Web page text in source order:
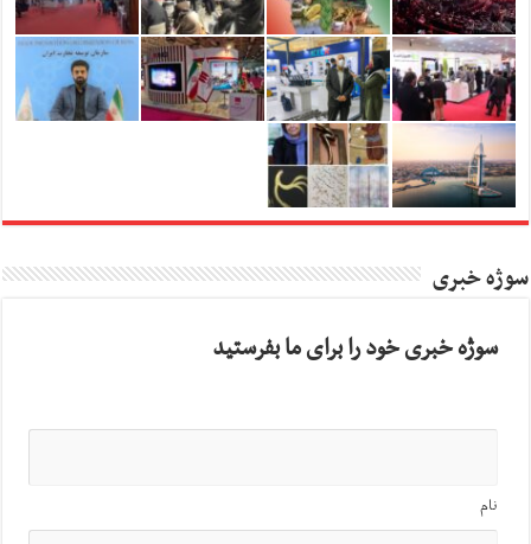
سوژه خبری
سوژه خبری خود را برای ما بفرستید
نام